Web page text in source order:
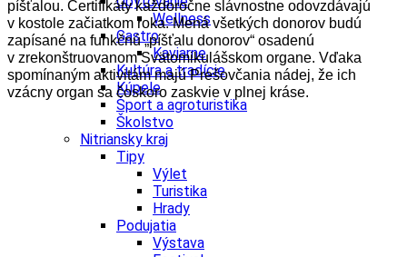
Wellness
Gastro
Kaviarne
Kultúra a tradície
Kúpele
Šport a agroturistika
Školstvo
Nitriansky kraj
Tipy
Výlet
Turistika
Hrady
Podujatia
Výstava
píšťalou. Certifikáty každoročne slávnostne odovzdávajú
v kostole začiatkom roka. Mená všetkých donorov budú
zapísané na funkčnú „píšťalu donorov“ osadenú
v zrekonštruovanom Svätomikulášskom organe. Vďaka
spomínaným aktivitám majú Prešovčania nádej, že ich
vzácny organ sa čoskoro zaskvie v plnej kráse.